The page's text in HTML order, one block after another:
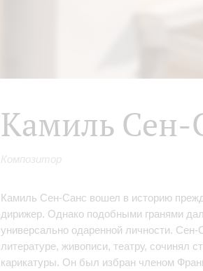
Камиль Сен-
Композитор
Камиль Сен-Санс вошел в историю
дирижер. Однако подобными гранями
универсально одаренной личности.
литературе, живописи, театру, сочинял
карикатуры. Он был избран членом